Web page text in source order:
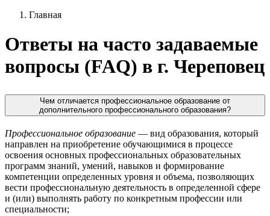
Главная
Ответы на часто задаваемые
вопросы (FAQ) в г. Череповец
Чем отличается профессиональное образование от
дополнительного профессионального образования?
Профессиональное образование — вид образования, который
направлен на приобретение обучающимися в процессе
освоения основных профессиональных образовательных
программ знаний, умений, навыков и формирование
компетенции определенных уровня и объема, позволяющих
вести профессиональную деятельность в определенной сфере
и (или) выполнять работу по конкретным профессии или
специальности;